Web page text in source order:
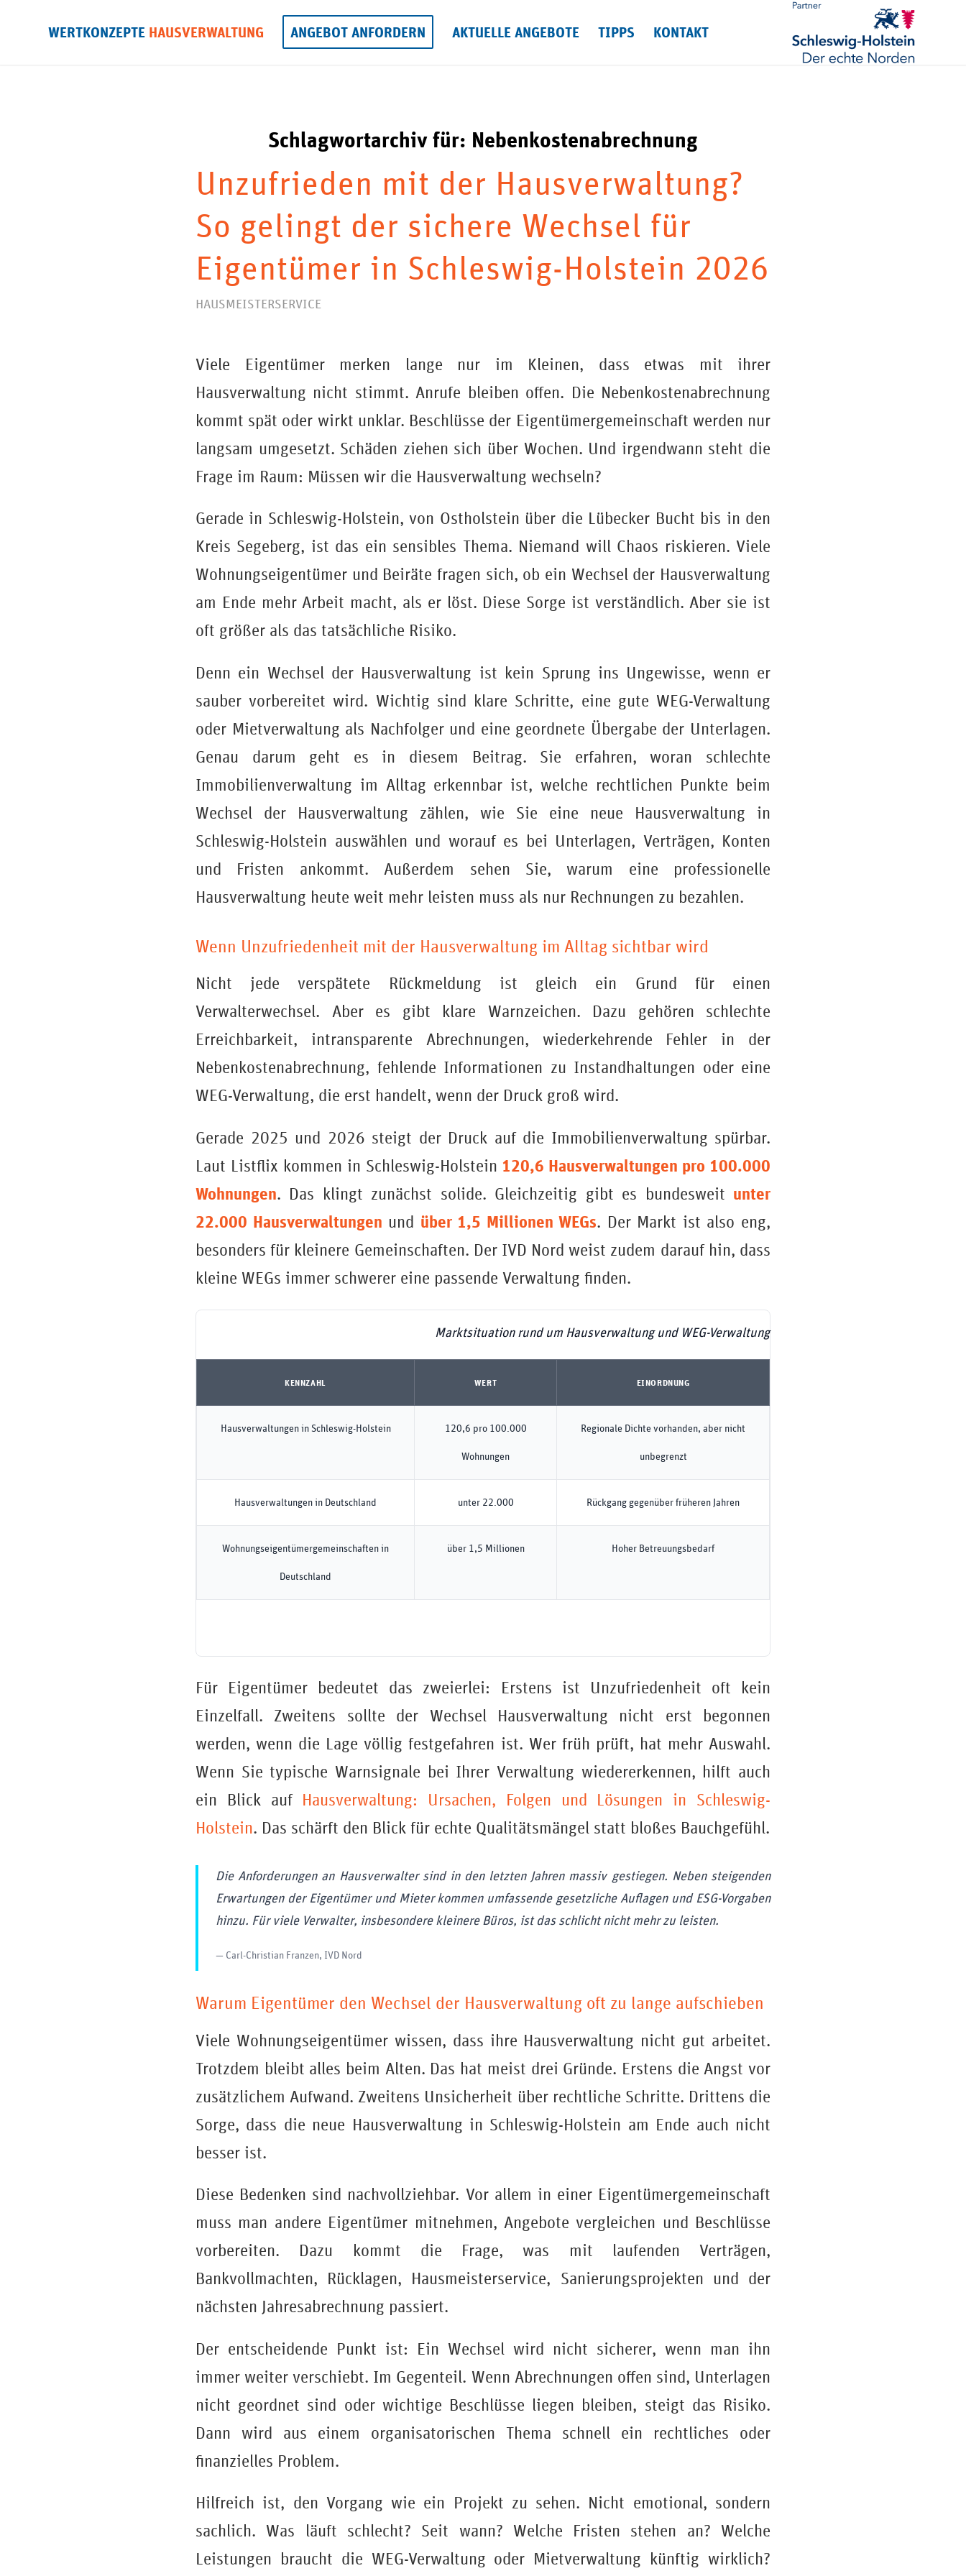
WERTKONZEPTE HAUSVERWALTUNG ANGEBOT ANFORDERN AKTUELLE ANGEBOTE TIPPS KONTAKT
Schlagwortarchiv für: Nebenkostenabrechnung
Unzufrieden mit der Hausverwaltung?
So gelingt der sichere Wechsel für
Eigentümer in Schleswig-Holstein 2026
HAUSMEISTERSERVICE
Viele Eigentümer merken lange nur im Kleinen, dass etwas mit ihrer
Hausverwaltung nicht stimmt. Anrufe bleiben offen. Die Nebenkostenabrechnung
kommt spät oder wirkt unklar. Beschlüsse der Eigentümergemeinschaft werden nur
langsam umgesetzt. Schäden ziehen sich über Wochen. Und irgendwann steht die
Frage im Raum: Müssen wir die Hausverwaltung wechseln?
Gerade in Schleswig-Holstein, von Ostholstein über die Lübecker Bucht bis in den
Kreis Segeberg, ist das ein sensibles Thema. Niemand will Chaos riskieren. Viele
Wohnungseigentümer und Beiräte fragen sich, ob ein Wechsel der Hausverwaltung
am Ende mehr Arbeit macht, als er löst. Diese Sorge ist verständlich. Aber sie ist
oft größer als das tatsächliche Risiko.
Denn ein Wechsel der Hausverwaltung ist kein Sprung ins Ungewisse, wenn er
sauber vorbereitet wird. Wichtig sind klare Schritte, eine gute WEG-Verwaltung
oder Mietverwaltung als Nachfolger und eine geordnete Übergabe der Unterlagen.
Genau darum geht es in diesem Beitrag. Sie erfahren, woran schlechte
Immobilienverwaltung im Alltag erkennbar ist, welche rechtlichen Punkte beim
Wechsel der Hausverwaltung zählen, wie Sie eine neue Hausverwaltung in
Schleswig-Holstein auswählen und worauf es bei Unterlagen, Verträgen, Konten
und Fristen ankommt. Außerdem sehen Sie, warum eine professionelle
Hausverwaltung heute weit mehr leisten muss als nur Rechnungen zu bezahlen.
Wenn Unzufriedenheit mit der Hausverwaltung im Alltag sichtbar wird
Nicht jede verspätete Rückmeldung ist gleich ein Grund für einen
Verwalterwechsel. Aber es gibt klare Warnzeichen. Dazu gehören schlechte
Erreichbarkeit, intransparente Abrechnungen, wiederkehrende Fehler in der
Nebenkostenabrechnung, fehlende Informationen zu Instandhaltungen oder eine
WEG-Verwaltung, die erst handelt, wenn der Druck groß wird.
Gerade 2025 und 2026 steigt der Druck auf die Immobilienverwaltung spürbar.
Laut Listflix kommen in Schleswig-Holstein 120,6 Hausverwaltungen pro 100.000
Wohnungen. Das klingt zunächst solide. Gleichzeitig gibt es bundesweit unter
22.000 Hausverwaltungen und über 1,5 Millionen WEGs. Der Markt ist also eng,
besonders für kleinere Gemeinschaften. Der IVD Nord weist zudem darauf hin, dass
kleine WEGs immer schwerer eine passende Verwaltung finden.
Marktsituation rund um Hausverwaltung und WEG-Verwaltung
KENNZAHL WERT EINORDNUNG
Hausverwaltungen in Schleswig-Holstein 120,6 pro 100.000
Wohnungen
Regionale Dichte vorhanden, aber nicht
unbegrenzt
Hausverwaltungen in Deutschland unter 22.000 Rückgang gegenüber früheren Jahren
Wohnungseigentümergemeinschaften in
Deutschland
über 1,5 Millionen Hoher Betreuungsbedarf
Für Eigentümer bedeutet das zweierlei: Erstens ist Unzufriedenheit oft kein
Einzelfall. Zweitens sollte der Wechsel Hausverwaltung nicht erst begonnen
werden, wenn die Lage völlig festgefahren ist. Wer früh prüft, hat mehr Auswahl.
Wenn Sie typische Warnsignale bei Ihrer Verwaltung wiedererkennen, hilft auch
ein Blick auf Hausverwaltung: Ursachen, Folgen und Lösungen in Schleswig-
Holstein. Das schärft den Blick für echte Qualitätsmängel statt bloßes Bauchgefühl.
Die Anforderungen an Hausverwalter sind in den letzten Jahren massiv gestiegen. Neben steigenden
Erwartungen der Eigentümer und Mieter kommen umfassende gesetzliche Auflagen und ESG-Vorgaben
hinzu. Für viele Verwalter, insbesondere kleinere Büros, ist das schlicht nicht mehr zu leisten.
— Carl-Christian Franzen, IVD Nord
Warum Eigentümer den Wechsel der Hausverwaltung oft zu lange aufschieben
Viele Wohnungseigentümer wissen, dass ihre Hausverwaltung nicht gut arbeitet.
Trotzdem bleibt alles beim Alten. Das hat meist drei Gründe. Erstens die Angst vor
zusätzlichem Aufwand. Zweitens Unsicherheit über rechtliche Schritte. Drittens die
Sorge, dass die neue Hausverwaltung in Schleswig-Holstein am Ende auch nicht
besser ist.
Diese Bedenken sind nachvollziehbar. Vor allem in einer Eigentümergemeinschaft
muss man andere Eigentümer mitnehmen, Angebote vergleichen und Beschlüsse
vorbereiten. Dazu kommt die Frage, was mit laufenden Verträgen,
Bankvollmachten, Rücklagen, Hausmeisterservice, Sanierungsprojekten und der
nächsten Jahresabrechnung passiert.
Der entscheidende Punkt ist: Ein Wechsel wird nicht sicherer, wenn man ihn
immer weiter verschiebt. Im Gegenteil. Wenn Abrechnungen offen sind, Unterlagen
nicht geordnet sind oder wichtige Beschlüsse liegen bleiben, steigt das Risiko.
Dann wird aus einem organisatorischen Thema schnell ein rechtliches oder
finanzielles Problem.
Hilfreich ist, den Vorgang wie ein Projekt zu sehen. Nicht emotional, sondern
sachlich. Was läuft schlecht? Seit wann? Welche Fristen stehen an? Welche
Leistungen braucht die WEG-Verwaltung oder Mietverwaltung künftig wirklich?